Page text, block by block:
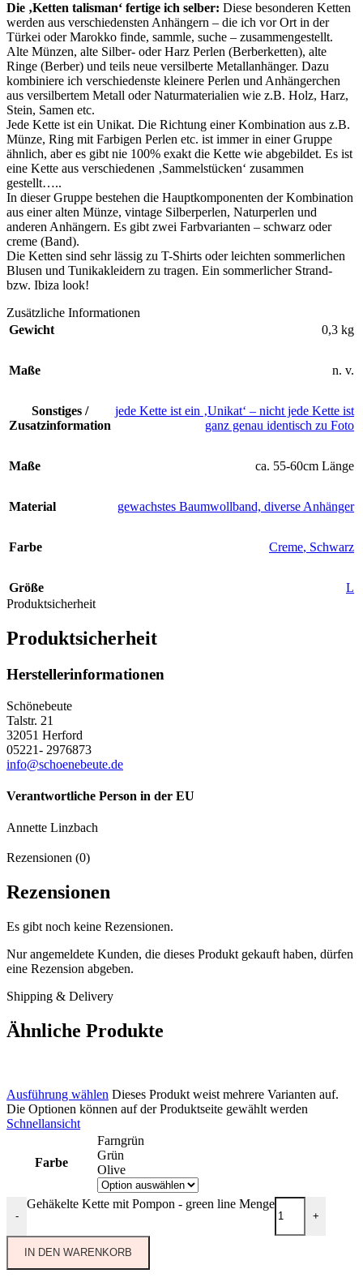
Die ‚Ketten talisman‘ fertige ich selber: Diese besonderen Ketten
werden aus verschiedensten Anhängern – die ich vor Ort in der
Türkei oder Marokko finde, sammle, suche – zusammengestellt.
Alte Münzen, alte Silber- oder Harz Perlen (Berberketten), alte
Ringe (Berber) und teils neue versilberte Metallanhänger. Dazu
kombiniere ich verschiedenste kleinere Perlen und Anhängerchen
aus versilbertem Metall oder Naturmaterialien wie z.B. Holz, Harz,
Stein, Samen etc.
Jede Kette ist ein Unikat. Die Richtung einer Kombination aus z.B.
Münze, Ring mit Farbigen Perlen etc. ist immer in einer Gruppe
ähnlich, aber es gibt nie 100% exakt die Kette wie abgebildet. Es ist
eine Kette aus verschiedenen ‚Sammelstücken‘ zusammen
gestellt…..
In dieser Gruppe bestehen die Hauptkomponenten der Kombination
aus einer alten Münze, vintage Silberperlen, Naturperlen und
anderen Anhängern. Es gibt zwei Farbvarianten – schwarz oder
creme (Band).
Die Ketten sind sehr lässig zu T-Shirts oder leichten sommerlichen
Blusen und Tunikakleidern zu tragen. Ein sommerlicher Strand-
bzw. Ibiza look!
Zusätzliche Informationen
Gewicht
0,3 kg
Maße n. v.
Sonstiges /
Zusatzinformation
jede Kette ist ein ‚Unikat‘ – nicht jede Kette ist
ganz genau identisch zu Foto
Maße ca. 55-60cm Länge
Material gewachstes Baumwollband, diverse Anhänger
Farbe Creme, Schwarz
Größe
L
Produktsicherheit
Produktsicherheit
Herstellerinformationen
Schönebeute
Talstr. 21
32051 Herford
05221- 2976873
info@schoenebeute.de
Verantwortliche Person in der EU
Annette Linzbach
Rezensionen (0)
Rezensionen
Es gibt noch keine Rezensionen.
Nur angemeldete Kunden, die dieses Produkt gekauft haben, dürfen
eine Rezension abgeben.
Shipping & Delivery
Ähnliche Produkte
Ausführung wählen Dieses Produkt weist mehrere Varianten auf.
Die Optionen können auf der Produktseite gewählt werden
Schnellansicht
Farbe
Farngrün
Grün
Olive
-
Gehäkelte Kette mit Pompon - green line Menge
+
IN DEN WARENKORB